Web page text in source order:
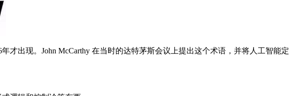
出现。John McCarthy 在当时的达特茅斯会议上提出这个术语，并将人工智能定